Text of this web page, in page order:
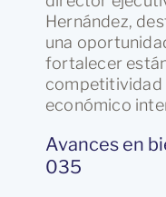
Hernández,
una
fortalecer
competitividad
económico
Avances en
035